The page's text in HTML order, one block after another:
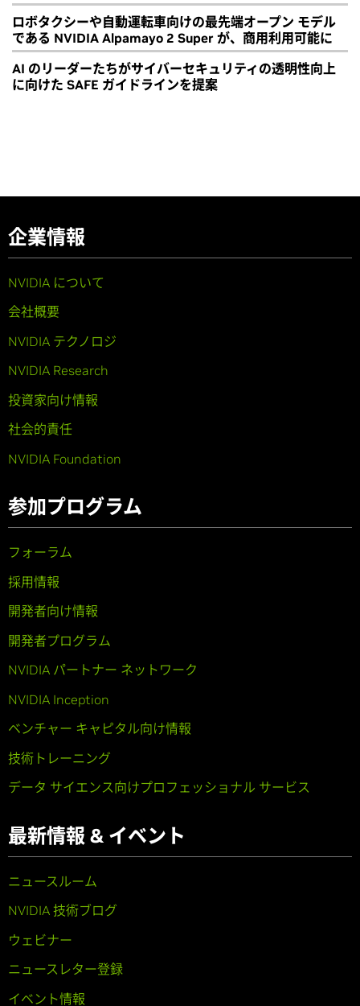
ロボタクシーや自動運転車向けの最先端オープン モデル
である NVIDIA Alpamayo 2 Super が、商用利用可能に
AI のリーダーたちがサイバーセキュリティの透明性向上
に向けた SAFE ガイドラインを提案
企業情報
NVIDIA について
会社概要
NVIDIA テクノロジ
NVIDIA Research
投資家向け情報
社会的責任
NVIDIA Foundation
参加プログラム
フォーラム
採用情報
開発者向け情報
開発者プログラム
NVIDIA パートナー ネットワーク
NVIDIA Inception
ベンチャー キャピタル向け情報
技術トレーニング
データ サイエンス向けプロフェッショナル サービス
最新情報 & イベント
ニュースルーム
NVIDIA 技術ブログ
ウェビナー
ニュースレター登録
イベント情報